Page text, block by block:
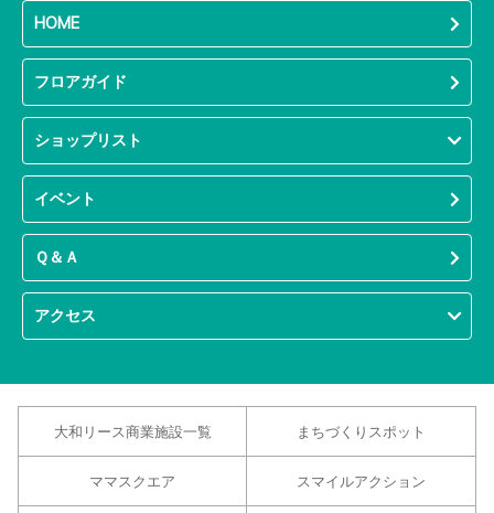
HOME
フロアガイド
ショップリスト
イベント
Ｑ＆Ａ
アクセス
大和リース商業施設一覧 まちづくりスポット
ママスクエア スマイルアクション